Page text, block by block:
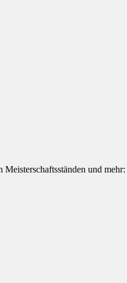
und mehr: